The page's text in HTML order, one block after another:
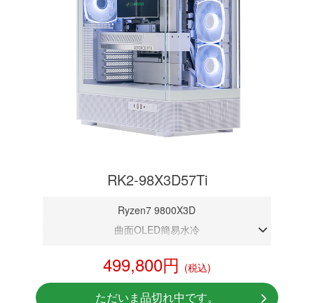
RK2-98X3D57Ti
Ryzen7 9800X3D
曲面OLED簡易水冷
RTX 5070Ti 16GB
NVMeSSD 1TB
499,800円 (税込)
ただいま品切れ中です。